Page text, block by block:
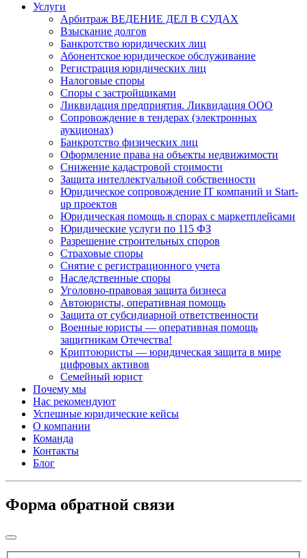
Услуги
Арбитраж ВЕДЕНИЕ ДЕЛ В СУДАХ
Взыскание долгов
Банкротство юридических лиц
Абонентское юридическое обслуживание
Регистрация юридических лиц
Налоговые споры
Споры с застройщиками
Ликвидация предприятия. Ликвидация ООО
Сопровождение в тендерах (электронных
аукционах)
Банкротство физических лиц
Оформление права на объекты недвижимости
Снижение кадастровой стоимости
Защита интеллектуальной собственности
Юридическое сопровождение IT компаний и Start-
up проектов
Юридическая помощь в спорах с маркетплейсами
Юридические услуги по 115 ФЗ
Разрешение строительных споров
Страховые споры
Снятие с регистрационного учета
Наследственные споры
Уголовно-правовая защита бизнеса
Автоюристы, оперативная помощь
Защита от субсидиарной ответственности
Военные юристы — оперативная помощь
защитникам Отечества!
Криптоюристы — юридическая защита в мире
цифровых активов
Семейный юрист
Почему мы
Нас рекомендуют
Успешные юридические кейсы
О компании
Команда
Контакты
Блог
Форма обратной связи